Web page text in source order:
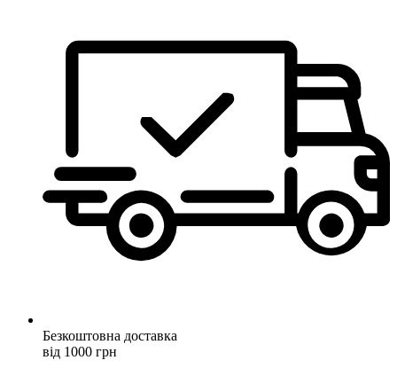
Безкоштовна доставка
від 1000 грн